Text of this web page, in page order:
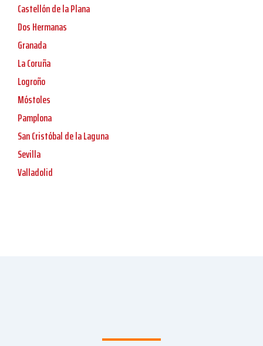
Castellón de la Plana
Dos Hermanas
Granada
La Coruña
Logroño
Móstoles
Pamplona
San Cristóbal de la Laguna
Sevilla
Valladolid